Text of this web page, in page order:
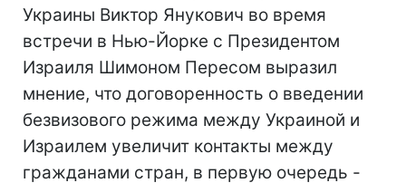
Украины Виктор Янукович во время
встречи в Нью-Йорке с Президентом
Израиля Шимоном Пересом выразил
мнение, что договоренность о введении
безвизового режима между Украиной и
Израилем увеличит контакты между
гражданами стран, в первую очередь -